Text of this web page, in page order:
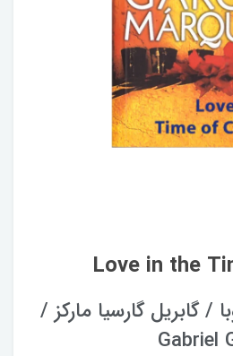
Love in the
گابریل گارسیا مارکز /
Gabriel